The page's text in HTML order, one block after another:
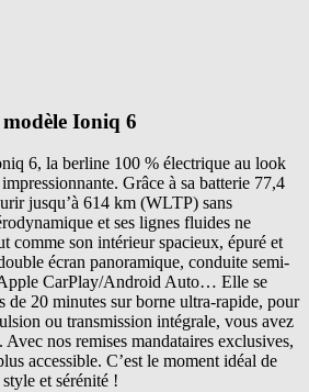
Ioniq 6
6, la berline 100 % électrique au look
Grâce à sa batterie 77,4
jusqu’à 614 km (WLTP) sans
et ses lignes fluides ne
comme son intérieur spacieux, épuré et
écran panoramique, conduite semi-
CarPlay/Android Auto… Elle se
de 20 minutes sur borne ultra-rapide, pour
ou transmission intégrale, vous avez
nos remises mandataires exclusives,
accessible. C’est le moment idéal de
et sérénité !